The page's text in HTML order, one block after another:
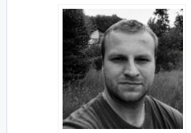
Donnarummi ukrao
šalabahter i postao
junak